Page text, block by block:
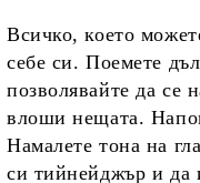
Всичко, което
себе си. Поемете
позволявайте да се
влоши нещата.
Намалете тона на
си тийнейджър и да